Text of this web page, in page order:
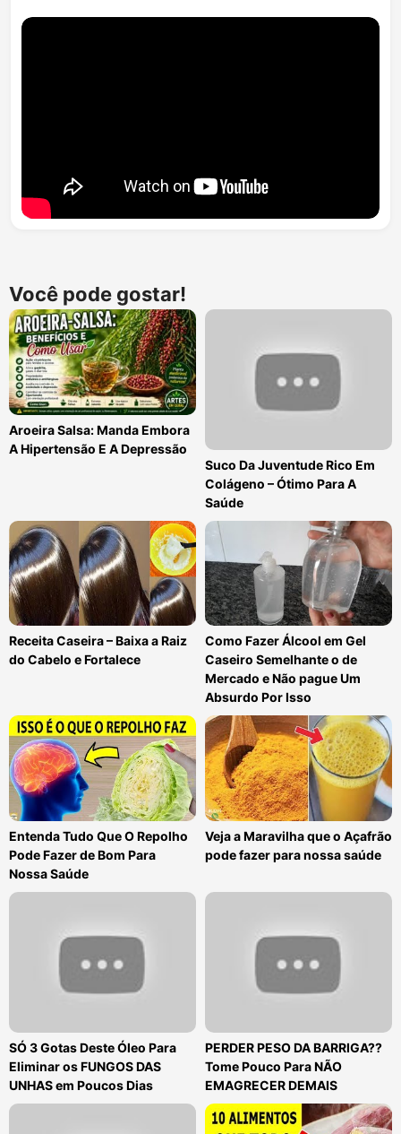
Você pode gostar!
Aroeira Salsa: Manda Embora
A Hipertensão E A Depressão
Suco Da Juventude Rico Em
Colágeno – Ótimo Para A
Saúde
Receita Caseira – Baixa a Raiz
do Cabelo e Fortalece
Como Fazer Álcool em Gel
Caseiro Semelhante o de
Mercado e Não pague Um
Absurdo Por Isso
Entenda Tudo Que O Repolho
Pode Fazer de Bom Para
Nossa Saúde
Veja a Maravilha que o Açafrão
pode fazer para nossa saúde
SÓ 3 Gotas Deste Óleo Para
Eliminar os FUNGOS DAS
UNHAS em Poucos Dias
PERDER PESO DA BARRIGA??
Tome Pouco Para NÃO
EMAGRECER DEMAIS